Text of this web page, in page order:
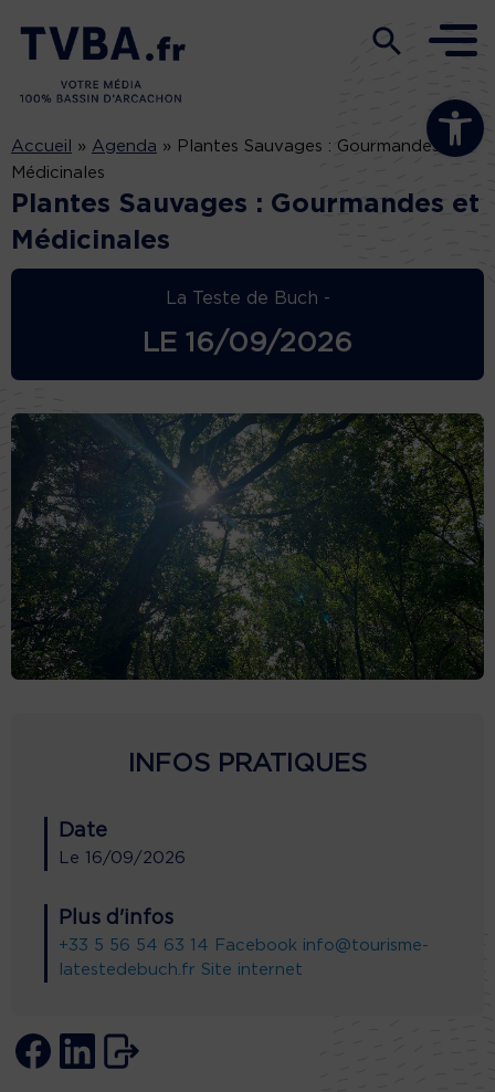
Ouvrir la
Accueil » Agenda » Plantes Sauvages : Gourmandes et
Médicinales
Plantes Sauvages : Gourmandes et
Médicinales
La Teste de Buch -
LE 16/09/2026
INFOS PRATIQUES
Date
Le 16/09/2026
Plus d'infos
+33 5 56 54 63 14 Facebook info@tourisme-
latestedebuch.fr Site internet